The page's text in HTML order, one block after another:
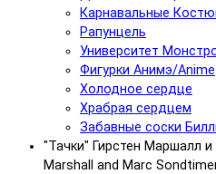
Карнавальные
Рапунцель
Университет
Фигурки Анимэ/Anime
Холодное сердце
Храбрая сердцем
Забавные соски
"Тачки" Гирстен Маршалл
Marshall and Marc